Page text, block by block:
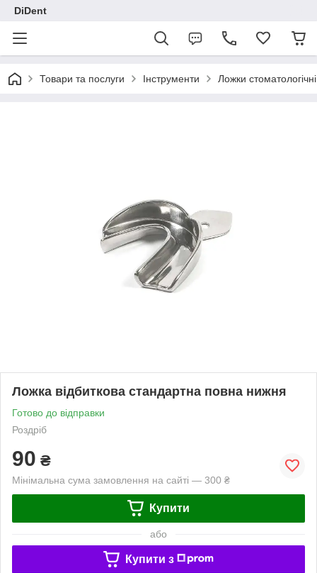
DiDent
Товари та послуги Інструменти Ложки стоматологічні
Ложка відбиткова стандартна повна нижня
Готово до відправки
Роздріб
90 ₴
Мінімальна сума замовлення на сайті — 300 ₴
Купити
або
Купити з